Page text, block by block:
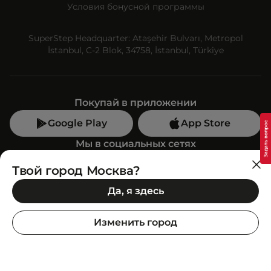
Условия бонусной программы
SuperStep Headquarter: Ataşehir Bulvarı, Metropol
İstanbul, C-2 Blok, 34758, İstanbul, Türkiye
Покупай в приложении
Google Play
App Store
Мы в социальных сетях
Позвони нам
+7 (499) 350-55-33
C 10:00 до 19:00
SuperStep-бот
Твой город Москва?
Да, я здесь
Изменить город